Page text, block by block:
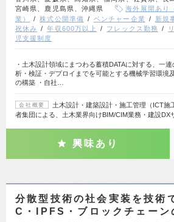
宮崎県、鹿児島県、沖縄県
海外展開あり
業）
株式公開準備 ベンチャー企業 新規
祝休み
年収600万以上 フレックス勤務
児支援制度
・土木設計領域にまつわる蓄積DATAに対する、一連
析・検証・デプロイまでを可能とする機械学習環境
の構築 ・自社…
会社概要
土木設計・建築設計・施工管理（ICT施
者集団による、土木業界向けBIM/CIM業務・建設DX
興味あり
分散型技術の社会実装を技術
C・IPFS・ブロックチェーン